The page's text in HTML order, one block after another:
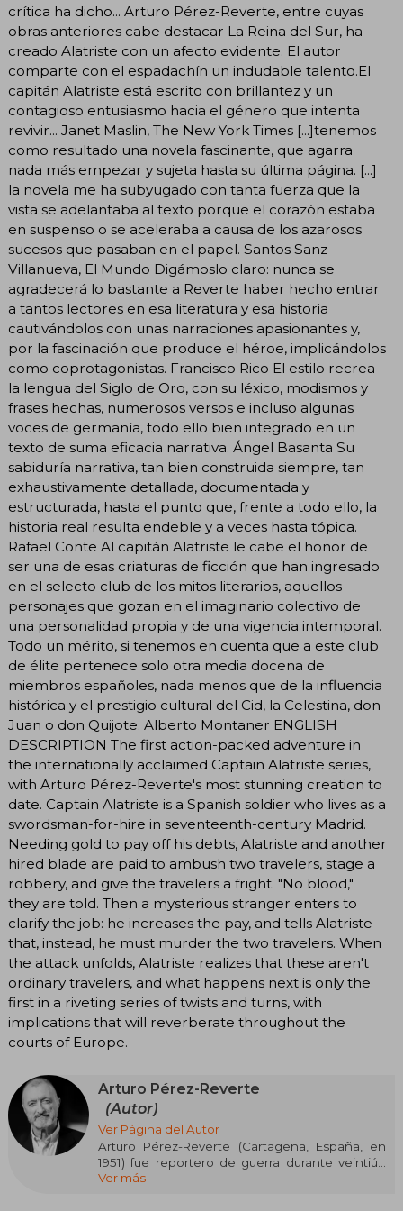
crítica ha dicho... Arturo Pérez-Reverte, entre cuyas
obras anteriores cabe destacar La Reina del Sur, ha
creado Alatriste con un afecto evidente. El autor
comparte con el espadachín un indudable talento.El
capitán Alatriste está escrito con brillantez y un
contagioso entusiasmo hacia el género que intenta
revivir... Janet Maslin, The New York Times [...]tenemos
como resultado una novela fascinante, que agarra
nada más empezar y sujeta hasta su última página. [...]
la novela me ha subyugado con tanta fuerza que la
vista se adelantaba al texto porque el corazón estaba
en suspenso o se aceleraba a causa de los azarosos
sucesos que pasaban en el papel. Santos Sanz
Villanueva, El Mundo Digámoslo claro: nunca se
agradecerá lo bastante a Reverte haber hecho entrar
a tantos lectores en esa literatura y esa historia
cautivándolos con unas narraciones apasionantes y,
por la fascinación que produce el héroe, implicándolos
como coprotagonistas. Francisco Rico El estilo recrea
la lengua del Siglo de Oro, con su léxico, modismos y
frases hechas, numerosos versos e incluso algunas
voces de germanía, todo ello bien integrado en un
texto de suma eficacia narrativa. Ángel Basanta Su
sabiduría narrativa, tan bien construida siempre, tan
exhaustivamente detallada, documentada y
estructurada, hasta el punto que, frente a todo ello, la
historia real resulta endeble y a veces hasta tópica.
Rafael Conte Al capitán Alatriste le cabe el honor de
ser una de esas criaturas de ficción que han ingresado
en el selecto club de los mitos literarios, aquellos
personajes que gozan en el imaginario colectivo de
una personalidad propia y de una vigencia intemporal.
Todo un mérito, si tenemos en cuenta que a este club
de élite pertenece solo otra media docena de
miembros españoles, nada menos que de la influencia
histórica y el prestigio cultural del Cid, la Celestina, don
Juan o don Quijote. Alberto Montaner ENGLISH
DESCRIPTION The first action-packed adventure in
the internationally acclaimed Captain Alatriste series,
with Arturo Pérez-Reverte's most stunning creation to
date. Captain Alatriste is a Spanish soldier who lives as a
swordsman-for-hire in seventeenth-century Madrid.
Needing gold to pay off his debts, Alatriste and another
hired blade are paid to ambush two travelers, stage a
robbery, and give the travelers a fright. "No blood,"
they are told. Then a mysterious stranger enters to
clarify the job: he increases the pay, and tells Alatriste
that, instead, he must murder the two travelers. When
the attack unfolds, Alatriste realizes that these aren't
ordinary travelers, and what happens next is only the
first in a riveting series of twists and turns, with
implications that will reverberate throughout the
courts of Europe.
Arturo Pérez-Reverte
(Autor)
Ver Página del Autor
Arturo Pérez-Reverte (Cartagena, España, en
1951) fue reportero de guerra durante veintiún
años y cubrió dieciocho conflictos armados
Ver más